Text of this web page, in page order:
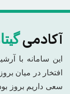
آکادمی
این سامانه با
افتخار در میان
سعی داریم بروز